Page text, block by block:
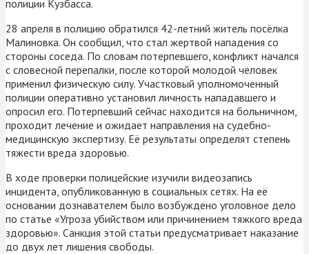
полиции Кузбасса.
28 апреля в полицию обратился 42-летний житель посёлка
Малиновка. Он сообщил, что стал жертвой нападения со
стороны соседа. По словам потерпевшего, конфликт начался
с словесной перепалки, после которой молодой человек
применил физическую силу. Участковый уполномоченный
полиции оперативно установил личность нападавшего и
опросил его. Потерпевший сейчас находится на больничном,
проходит лечение и ожидает направления на судебно-
медицинскую экспертизу. Её результаты определят степень
тяжести вреда здоровью.
В ходе проверки полицейские изучили видеозапись
инцидента, опубликованную в социальных сетях. На её
основании дознавателем было возбуждено уголовное дело
по статье «Угроза убийством или причинением тяжкого вреда
здоровью». Санкция этой статьи предусматривает наказание
до двух лет лишения свободы.